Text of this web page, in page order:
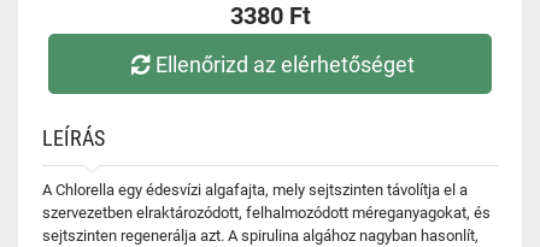
3380 Ft
Ellenőrizd az elérhetőséget
LEÍRÁS
A Chlorella egy édesvízi algafajta, mely sejtszinten távolítja el a
szervezetben elraktározódott, felhalmozódott méreganyagokat, és
sejtszinten regenerálja azt. A spirulina algához nagyban hasonlít,